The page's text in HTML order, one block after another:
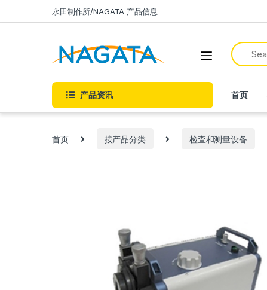
永田制作所/NAGATA 产品信息
产品资讯 首页
首页 按产品分类 检查和测量设备